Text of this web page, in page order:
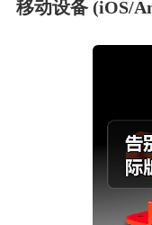
移动设备 (iOS/